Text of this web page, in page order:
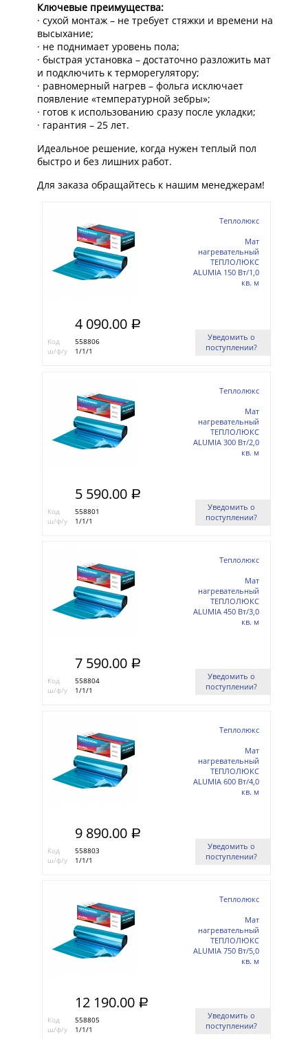
Ключевые преимущества:
· сухой монтаж – не требует стяжки и времени на
высыхание;
· не поднимает уровень пола;
· быстрая установка – достаточно разложить мат
и подключить к терморегулятору;
· равномерный нагрев – фольга исключает
появление «температурной зебры»;
· готов к использованию сразу после укладки;
· гарантия – 25 лет.
Идеальное решение, когда нужен теплый пол
быстро и без лишних работ.
Для заказа обращайтесь к нашим менеджерам!
4 090.00 a
Код
558806
ш/ф/у
1/1/1
Теплолюкс
Мат
нагревательный
ТЕПЛОЛЮКС
ALUMIA 150 Вт/1,0
кв. м
Уведомить о
поступлении?
5 590.00 a
Код
558801
ш/ф/у
1/1/1
Теплолюкс
Мат
нагревательный
ТЕПЛОЛЮКС
ALUMIA 300 Вт/2,0
кв. м
Уведомить о
поступлении?
7 590.00 a
Код
558804
ш/ф/у
1/1/1
Теплолюкс
Мат
нагревательный
ТЕПЛОЛЮКС
ALUMIA 450 Вт/3,0
кв. м
Уведомить о
поступлении?
9 890.00 a
Код
558803
ш/ф/у
1/1/1
Теплолюкс
Мат
нагревательный
ТЕПЛОЛЮКС
ALUMIA 600 Вт/4,0
кв. м
Уведомить о
поступлении?
12 190.00 a
Код
558805
ш/ф/у
1/1/1
Теплолюкс
Мат
нагревательный
ТЕПЛОЛЮКС
ALUMIA 750 Вт/5,0
кв. м
Уведомить о
поступлении?